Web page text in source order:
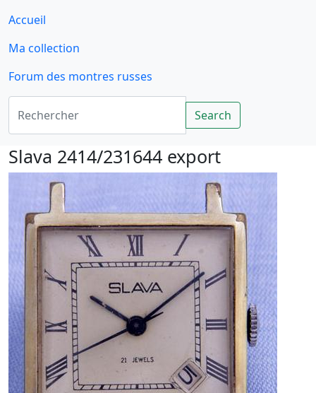
Accueil
Ma collection
Forum des montres russes
Rechercher
Search
Slava 2414/231644 export